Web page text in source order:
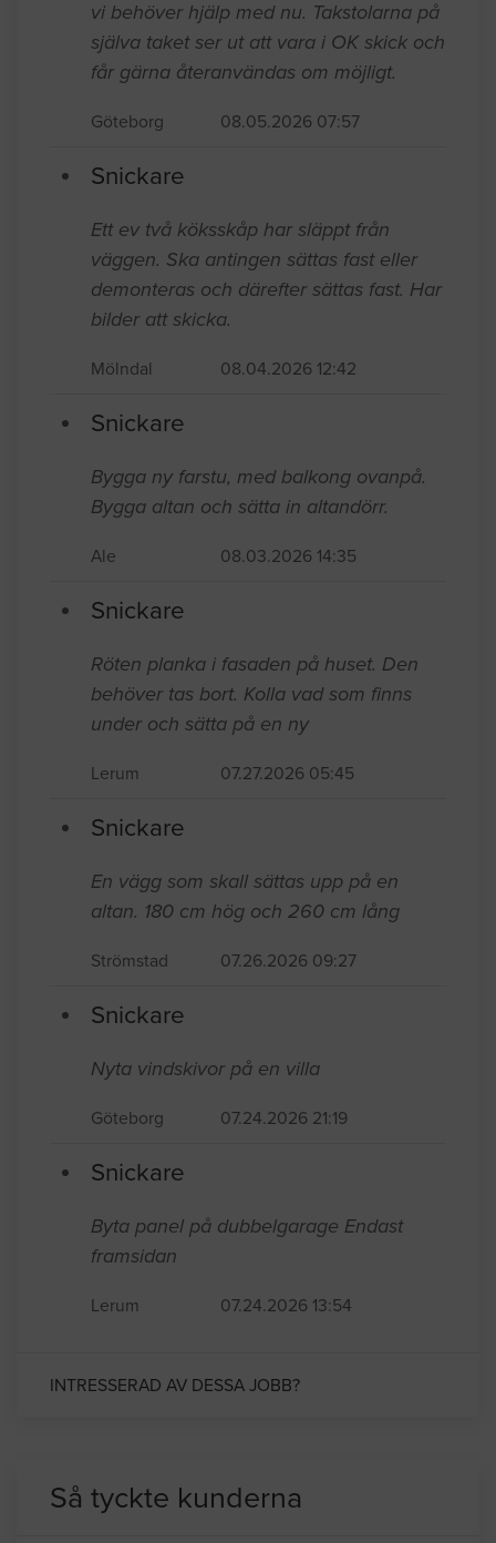
vi behöver hjälp med nu. Takstolarna på
själva taket ser ut att vara i OK skick och
får gärna återanvändas om möjligt.
Göteborg 08.05.2026 07:57
Snickare
Ett ev två köksskåp har släppt från
väggen. Ska antingen sättas fast eller
demonteras och därefter sättas fast. Har
bilder att skicka.
Mölndal 08.04.2026 12:42
Snickare
Bygga ny farstu, med balkong ovanpå.
Bygga altan och sätta in altandörr.
Ale 08.03.2026 14:35
Snickare
Röten planka i fasaden på huset. Den
behöver tas bort. Kolla vad som finns
under och sätta på en ny
Lerum 07.27.2026 05:45
Snickare
En vägg som skall sättas upp på en
altan. 180 cm hög och 260 cm lång
Strömstad 07.26.2026 09:27
Snickare
Nyta vindskivor på en villa
Göteborg 07.24.2026 21:19
Snickare
Byta panel på dubbelgarage Endast
framsidan
Lerum 07.24.2026 13:54
INTRESSERAD AV DESSA JOBB?
Så tyckte kunderna